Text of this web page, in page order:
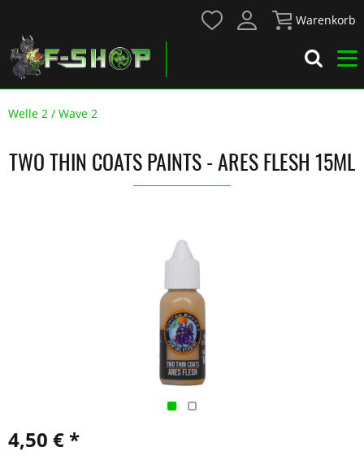
Warenkorb
Welle 2 / Wave 2
TWO THIN COATS PAINTS - ARES FLESH 15ML
4,50 € *